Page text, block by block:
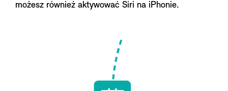
możesz również aktywować Siri na iPhonie.